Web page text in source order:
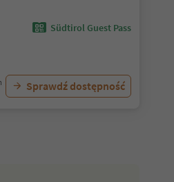
Südtirol Guest Pass
Sprawdź dostępność